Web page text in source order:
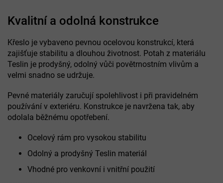
Kvalitní a odolná konstrukce
Křeslo je vybaveno pevnou ocelovou konstrukcí, která
zajišťuje stabilitu a dlouhou životnost. Potah z materiálu
Teslin je prodyšný, odolný vůči povětrnostním vlivům a
velmi snadno se udržuje.
Pevné materiály zaručují spolehlivost i při pravidelném
používání v exteriéru. Konstrukce je navržena tak, aby
odolala běžnému opotřebení.
Ocelový rám pro vysokou stabilitu
Odolný a prodyšný Teslin materiál
Vhodné pro venkovní i vnitřní použití